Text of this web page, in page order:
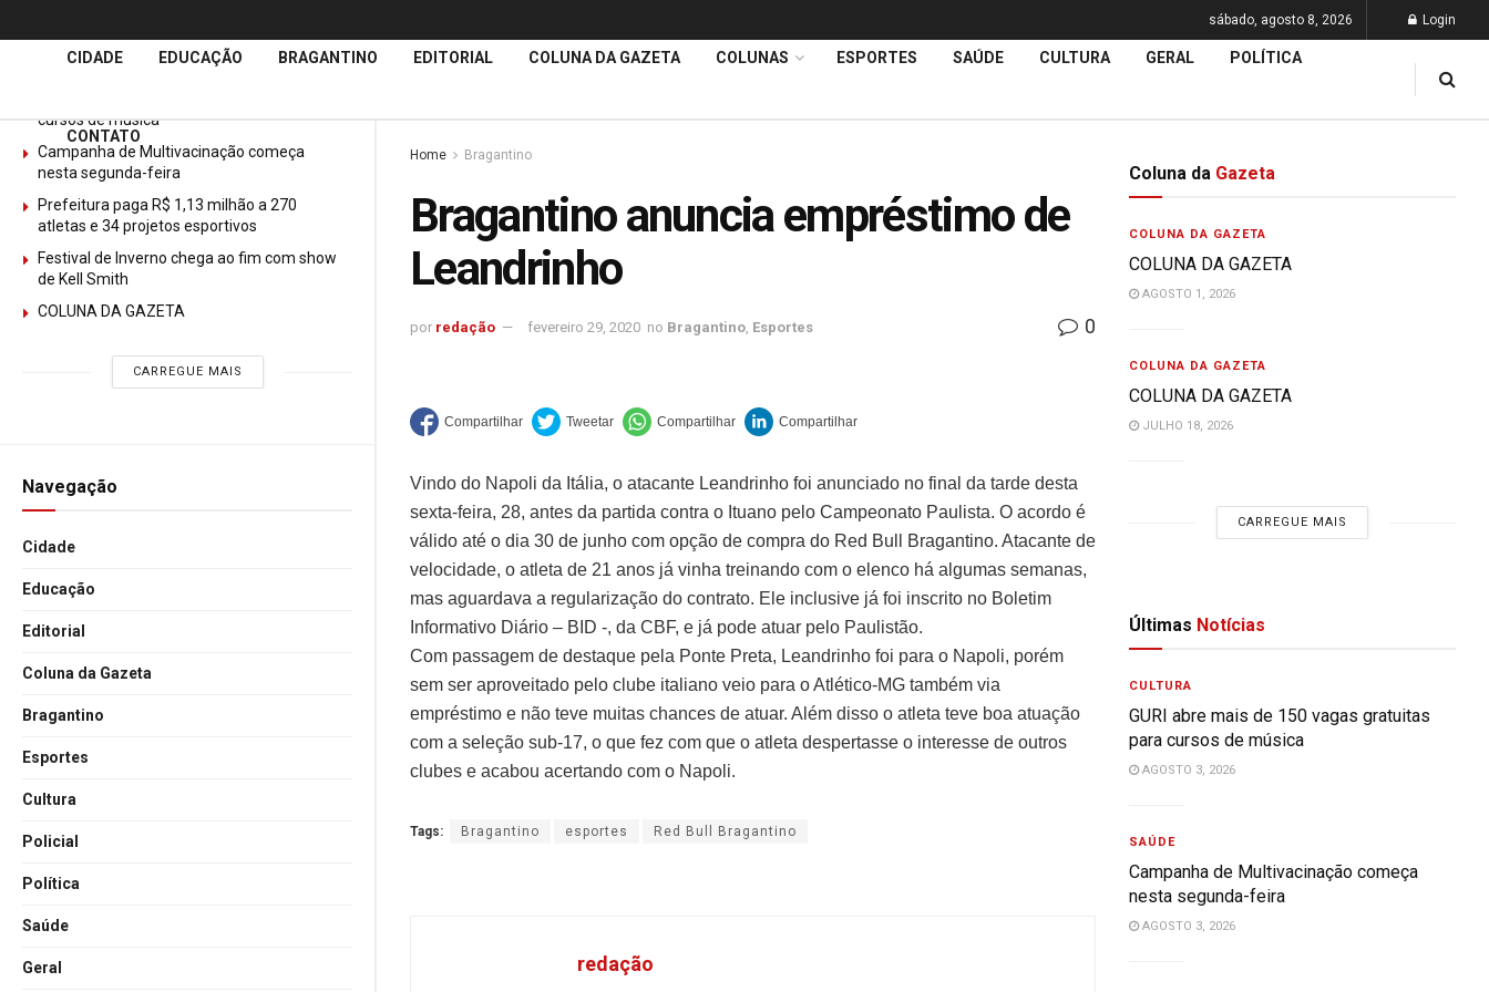
ÚltimasNotícias
cursos de música
Campanha de Multivacinação começa
nesta segunda-feira
Prefeitura paga R$ 1,13 milhão a 270
atletas e 34 projetos esportivos
Festival de Inverno chega ao fim com show
de Kell Smith
COLUNA DA GAZETA
CARREGUE MAIS
Navegação
Cidade
Educação
Editorial
Coluna da Gazeta
Bragantino
Esportes
Cultura
Policial
Política
Saúde
Geral
sábado, agosto 8, 2026 Login
CIDADE EDUCAÇÃO BRAGANTINO EDITORIAL COLUNA DA GAZETA COLUNAS ESPORTES SAÚDE CULTURA GERAL POLÍTICA
CONTATO
Home Bragantino
Bragantino anuncia empréstimo de
Leandrinho
por redação fevereiro 29, 2020 no Bragantino Esportes 0
Vindo do Napoli da Itália, o atacante Leandrinho foi anunciado no final da tarde desta
sexta-feira, 28, antes da partida contra o Ituano pelo Campeonato Paulista. O acordo é
válido até o dia 30 de junho com opção de compra do Red Bull Bragantino. Atacante de
velocidade, o atleta de 21 anos já vinha treinando com o elenco há algumas semanas,
mas aguardava a regularização do contrato. Ele inclusive já foi inscrito no Boletim
Informativo Diário – BID -, da CBF, e já pode atuar pelo Paulistão.
Com passagem de destaque pela Ponte Preta, Leandrinho foi para o Napoli, porém
sem ser aproveitado pelo clube italiano veio para o Atlético-MG também via
empréstimo e não teve muitas chances de atuar. Além disso o atleta teve boa atuação
com a seleção sub-17, o que fez com que o atleta despertasse o interesse de outros
clubes e acabou acertando com o Napoli.
Tags: Bragantino esportes Red Bull Bragantino
redação
Coluna da Gazeta
COLUNA DA GAZETA
COLUNA DA GAZETA
AGOSTO 1, 2026
COLUNA DA GAZETA
COLUNA DA GAZETA
JULHO 18, 2026
CARREGUE MAIS
Últimas Notícias
CULTURA
GURI abre mais de 150 vagas gratuitas
para cursos de música
AGOSTO 3, 2026
SAÚDE
Campanha de Multivacinação começa
nesta segunda-feira
AGOSTO 3, 2026